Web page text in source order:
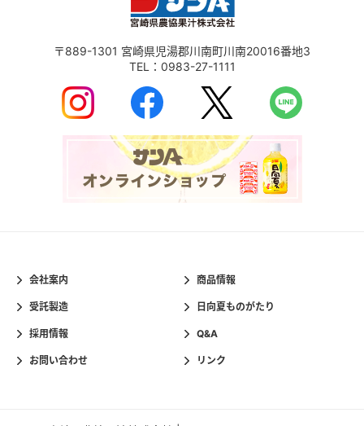
〒889-1301 宮崎県児湯郡川南町川南20016番地3
TEL： 0983-27-1111
会社案内 商品情報
受託製造 日向夏ものがたり
採用情報 Q&A
お問い合わせ リンク